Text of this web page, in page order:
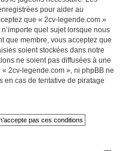
pour aider au
que « 2cv-legende.com »
quel sujet lorsque nous
que membre, vous acceptez que
soient stockées dans notre
ne soient pas diffusées à une
2cv-legende.com », ni phpBB ne
en cas de tentative de piratage